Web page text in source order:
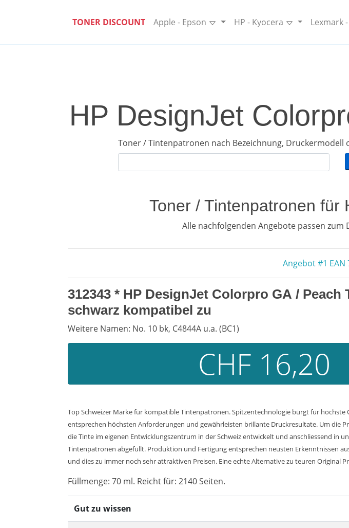
TONER DISCOUNT Apple - Epson HP - Kyocera Lexmark
HP DesignJet
Toner / Tintenpatronen nach Bezeichnung, Druckermodell
Toner / Tintenpatronen für
Alle nachfolgenden Angebote passen zum
Angebot #1 EAN
312343 * HP DesignJet Colorpro GA / Peach
schwarz kompatibel zu
Weitere Namen: No. 10 bk, C4844A u.a. (BC1)
CHF 16,20
Top Schweizer Marke für kompatible Tintenpatronen. Spitzentechnologie bürgt für
entsprechen höchsten Anforderungen und gewährleisten brillante Druckresultate. Um die
die Tinte im eigenen Entwicklungszentrum in der Schweiz entwickelt und anschliessend in
Tintenpatronen abgefüllt. Produktion und Fertigung entsprechen neusten Erkenntnissen
und dies zu immer noch sehr attraktiven Preisen. Eine echte Alternative zu teuren Original
Füllmenge: 70 ml. Reicht für: 2140 Seiten.
Gut zu wissen